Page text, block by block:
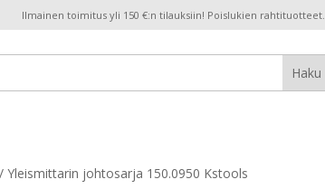
Ilmainen toimitus yli 150 €:n tilauksiin! Poislukien rahtituotteet.
/ Yleismittarin johtosarja 150.0950 Kstools